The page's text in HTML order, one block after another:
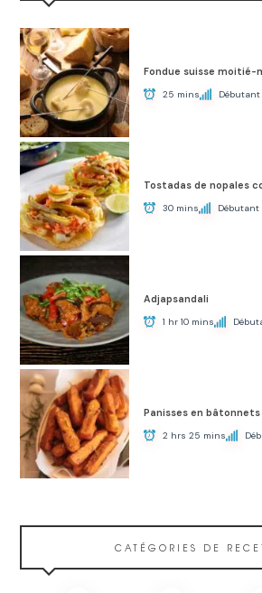
Fondue suisse moitié-
25 mins Débutant
Tostadas de nopales
30 mins Débutant
Adjapsandali
1 hr 10 mins
Panisses en bâtonnets
2 hrs 25 mins
CATÉGORIES DE